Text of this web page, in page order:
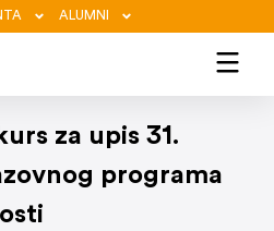
ALUMNI
za upis 31.
programa